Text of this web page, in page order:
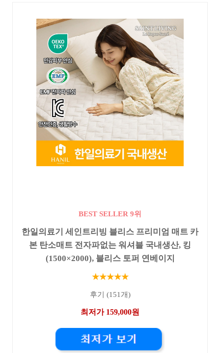
BEST SELLER 9위
한일의료기 세인트리빙 블리스 프리미엄 매트 카
본 탄소매트 전자파없는 워셔블 국내생산, 킹
(1500×2000), 블리스 토퍼 연베이지
★★★★★
후기 (151개)
최저가 159,000원